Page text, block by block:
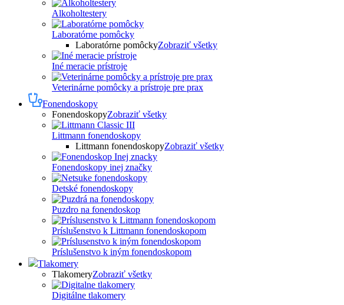
Alkoholtestery
Laboratórne pomôcky
Laboratórne pomôckyZobraziť všetky
Iné meracie prístroje
Veterinárne pomôcky a prístroje pre prax
Fonendoskopy
FonendoskopyZobraziť všetky
Littmann fonendoskopy
Littmann fonendoskopyZobraziť všetky
Fonendoskopy inej značky
Detské fonendoskopy
Puzdro na fonendoskop
Príslušenstvo k Littmann fonendoskopom
Príslušenstvo k iným fonendoskopom
Tlakomery
TlakomeryZobraziť všetky
Digitálne tlakomery